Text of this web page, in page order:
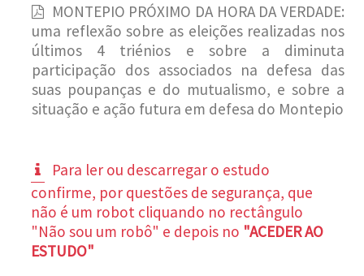
MONTEPIO PRÓXIMO DA HORA DA VERDADE:
uma reflexão sobre as eleições realizadas nos
últimos 4 triénios e sobre a diminuta
participação dos associados na defesa das
suas poupanças e do mutualismo, e sobre a
situação e ação futura em defesa do Montepio
Para ler ou descarregar o estudo
confirme, por questões de segurança, que
não é um robot cliquando no rectângulo
"Não sou um robô" e depois no "ACEDER AO
ESTUDO"